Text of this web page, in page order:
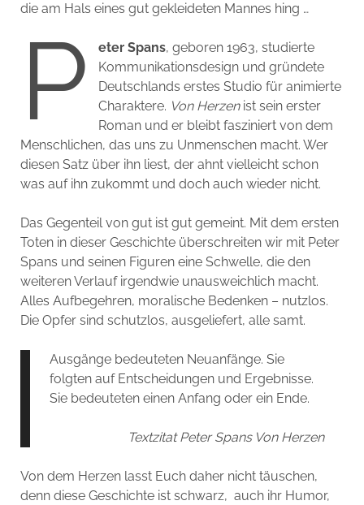
die am Hals eines gut gekleideten Mannes hing …
P eter Spans, geboren 1963, studierte
Kommunikationsdesign und gründete
Deutschlands erstes Studio für animierte
Charaktere. Von Herzenist sein erster
Roman und er bleibt fasziniert von dem
Menschlichen, das uns zu Unmenschen macht. Wer
diesen Satz über ihn liest, der ahnt vielleicht schon
was auf ihn zukommt und doch auch wieder nicht.
Das Gegenteil von gut ist gut gemeint. Mit dem ersten
Toten in dieser Geschichte überschreiten wir mit Peter
Spans und seinen Figuren eine Schwelle, die den
weiteren Verlauf irgendwie unausweichlich macht.
Alles Aufbegehren, moralische Bedenken – nutzlos.
Die Opfer sind schutzlos, ausgeliefert, alle samt.
Ausgänge bedeuteten Neuanfänge. Sie
folgten auf Entscheidungen und Ergebnisse.
Sie bedeuteten einen Anfang oder ein Ende.
Textzitat Peter Spans Von Herzen
Von dem Herzen lasst Euch daher nicht täuschen,
denn diese Geschichte ist schwarz, auch ihr Humor,